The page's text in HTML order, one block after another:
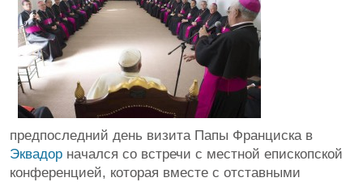
предпоследний день визита Папы Франциска в
Эквадор начался со встречи с местной епископской
конференцией, которая вместе с отставными